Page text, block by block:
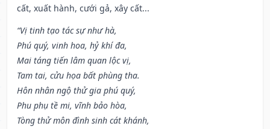
cất, xuất hành, cưới gả, xây cất...
“Vị tinh tạo tác sự như hà,
Phú quý, vinh hoa, hỷ khí đa,
Mai táng tiến lâm quan lộc vị,
Tam tai, cửu họa bất phùng tha.
Hôn nhân ngộ thử gia phú quý,
Phu phụ tề mi, vĩnh bảo hòa,
Tòng thử môn đình sinh cát khánh,